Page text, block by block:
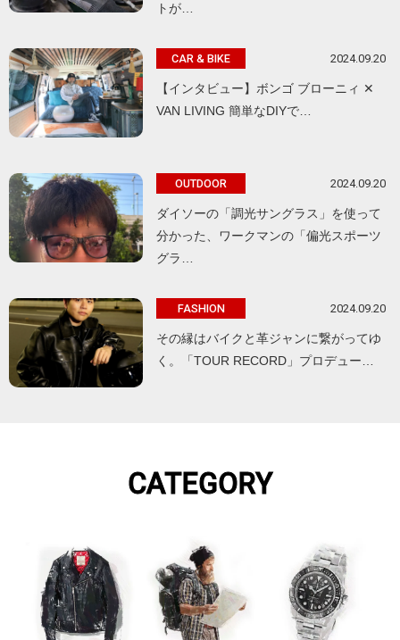
トが…
CAR & BIKE 2024.09.20
【インタビュー】ボンゴ ブローニィ ✕
VAN LIVING 簡単なDIYで…
OUTDOOR 2024.09.20
ダイソーの「調光サングラス」を使って
分かった、ワークマンの「偏光スポーツ
グラ…
FASHION 2024.09.20
その縁はバイクと革ジャンに繋がってゆ
く。「TOUR RECORD」プロデュー…
CATEGORY